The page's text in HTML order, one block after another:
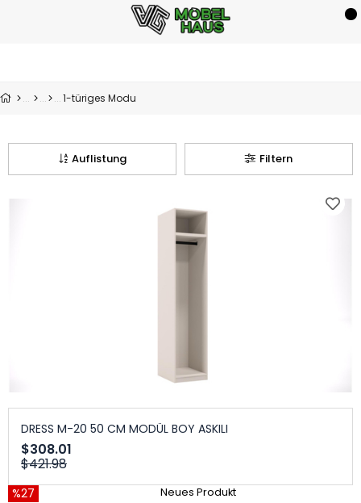
1-türiges Modu
Filtern
Auflistung
DRESS M-20 50 CM MODÜL BOY ASKILI
$308.01
$421.98
%27 Neues Produkt